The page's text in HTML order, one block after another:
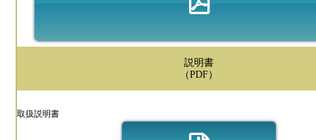
説明書
（PDF）
取扱説明書